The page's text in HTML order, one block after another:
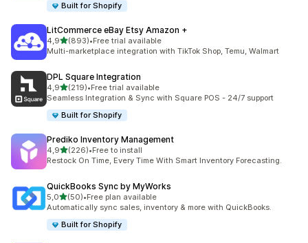
Built for Shopify
LitCommerce eBay Etsy Amazon +
4,95 yıldız üzerinden
(893)
toplam 893 değerlendirme
•Free trial available
Multi-marketplace integration with TikTok Shop, Temu, Walmart
DPL Square Integration
4,95 yıldız üzerinden
(219)
toplam 219 değerlendirme
•Free trial available
Seamless Integration & Sync with Square POS - 24/7 support
Built for Shopify
Prediko Inventory Management
4,95 yıldız üzerinden
(226)
toplam 226 değerlendirme
•Free to install
Restock On Time, Every Time With Smart Inventory Forecasting.
QuickBooks Sync by MyWorks
5,05 yıldız üzerinden
(50)
toplam 50 değerlendirme
•Free plan available
Automatically sync sales, inventory & more with QuickBooks.
Built for Shopify